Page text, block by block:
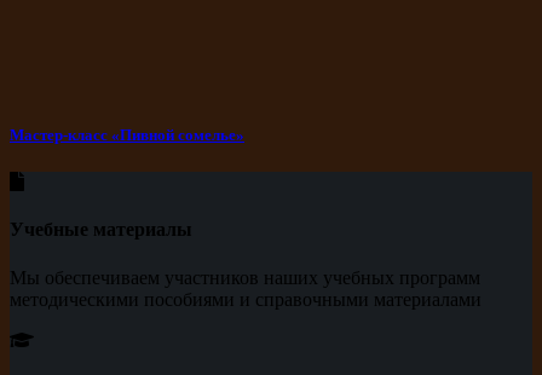
Мастер-класс «Пивной сомелье»
Учебные материалы
Мы обеспечиваем участников наших учебных программ
методическими пособиями и справочными материалами